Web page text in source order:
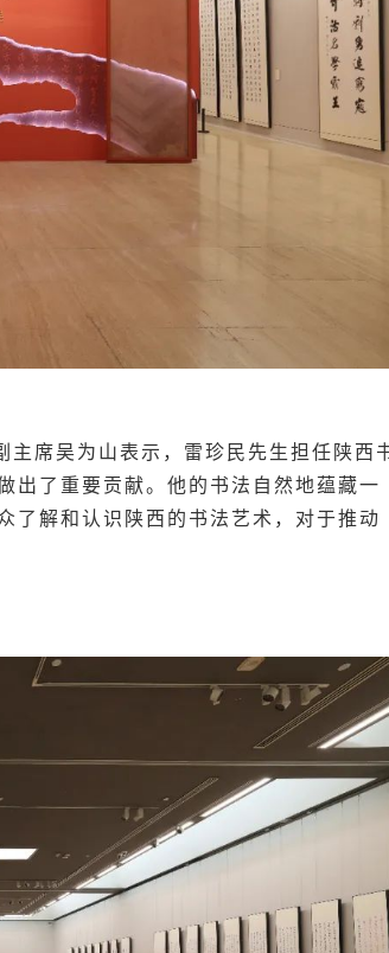
席吴为山表示， 雷珍民先生担任陕西
出了重要贡献。他的书法自然地蕴藏一
了解和认识陕西的书法艺术，对于推动